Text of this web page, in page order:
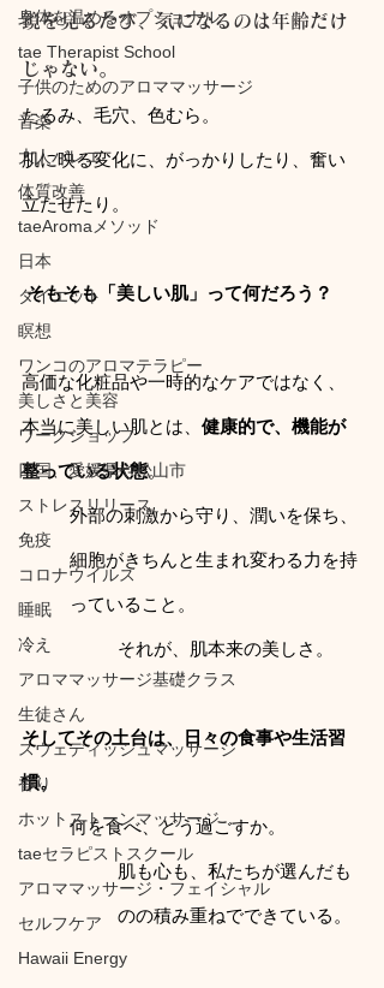
身体を温めるオプショナル
tae Therapist School
子供のためのアロママッサージ
音楽
大人バレエ
体質改善
taeAromaメソッド
日本
ダイエット
瞑想
ワンコのアロマテラピー
美しさと美容
ワークショップ
四国、愛媛県や松山市
ストレスリリース
免疫
コロナウイルス
睡眠
冷え
アロママッサージ基礎クラス
生徒さん
スウェディッシュマッサージ
香り
ホットストーンマッサージ
taeセラピストスクール
アロママッサージ・フェイシャル
セルフケア
Hawaii Energy
鏡を見るたび、気になるのは年齢だけ
じゃない。
たるみ、毛穴、色むら。
肌に映る変化に、がっかりしたり、奮い
立たせたり。
そもそも「美しい肌」って何だろう？
高価な化粧品や一時的なケアではなく、
本当に美しい肌とは、 健康的で、機能が
整っている状態。
外部の刺激から守り、潤いを保ち、
細胞がきちんと生まれ変わる力を持
っていること。
それが、肌本来の美しさ。
そしてその土台は、日々の食事や生活習
慣。
何を食べ、どう過ごすか。
肌も心も、私たちが選んだも
のの積み重ねでできている。